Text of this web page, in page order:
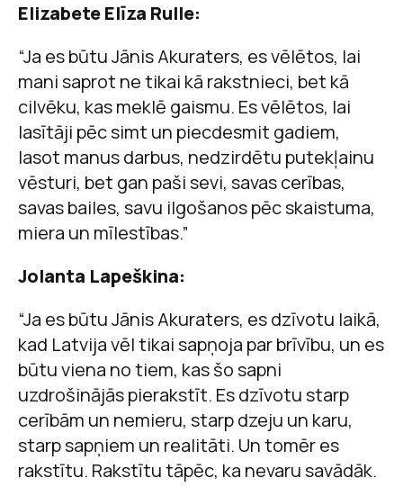
Elizabete Elīza Rulle:
“Ja es būtu Jānis Akuraters, es vēlētos, lai
mani saprot ne tikai kā rakstnieci, bet kā
cilvēku, kas meklē gaismu. Es vēlētos, lai
lasītāji pēc simt un piecdesmit gadiem,
lasot manus darbus, nedzirdētu putekļainu
vēsturi, bet gan paši sevi, savas cerības,
savas bailes, savu ilgošanos pēc skaistuma,
miera un mīlestības.”
Jolanta Lapeškina:
“Ja es būtu Jānis Akuraters, es dzīvotu laikā,
kad Latvija vēl tikai sapņoja par brīvību, un es
būtu viena no tiem, kas šo sapni
uzdrošinājās pierakstīt. Es dzīvotu starp
cerībām un nemieru, starp dzeju un karu,
starp sapņiem un realitāti. Un tomēr es
rakstītu. Rakstītu tāpēc, ka nevaru savādāk.